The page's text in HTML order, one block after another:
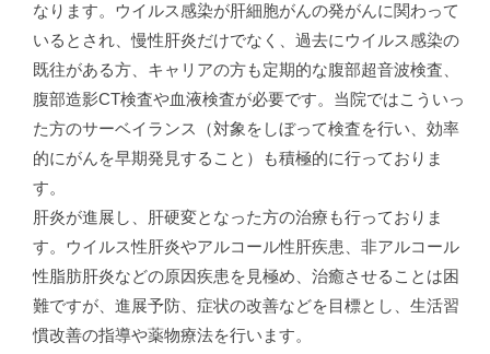
なります。ウイルス感染が肝細胞がんの発がんに関わって
いるとされ、慢性肝炎だけでなく、過去にウイルス感染の
既往がある方、キャリアの方も定期的な腹部超音波検査、
腹部造影CT検査や血液検査が必要です。当院ではこういっ
た方のサーベイランス（対象をしぼって検査を行い、効率
的にがんを早期発見すること）も積極的に行っておりま
す。
肝炎が進展し、肝硬変となった方の治療も行っておりま
す。ウイルス性肝炎やアルコール性肝疾患、非アルコール
性脂肪肝炎などの原因疾患を見極め、治癒させることは困
難ですが、進展予防、症状の改善などを目標とし、生活習
慣改善の指導や薬物療法を行います。